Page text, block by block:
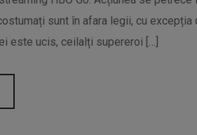
sunt în afara legii, cu excepția
este ucis, ceilalți supereroi […]